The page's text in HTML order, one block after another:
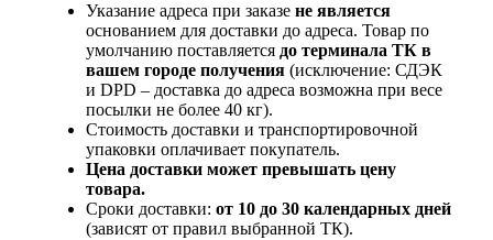
Указание адреса при заказе не является
основанием для доставки до адреса. Товар по
умолчанию поставляется до терминала ТК в
вашем городе получения (исключение: СДЭК
и DPD – доставка до адреса возможна при весе
посылки не более 40 кг).
Стоимость доставки и транспортировочной
упаковки оплачивает покупатель.
Цена доставки может превышать цену
товара.
Сроки доставки: от 10 до 30 календарных дней
(зависят от правил выбранной ТК).